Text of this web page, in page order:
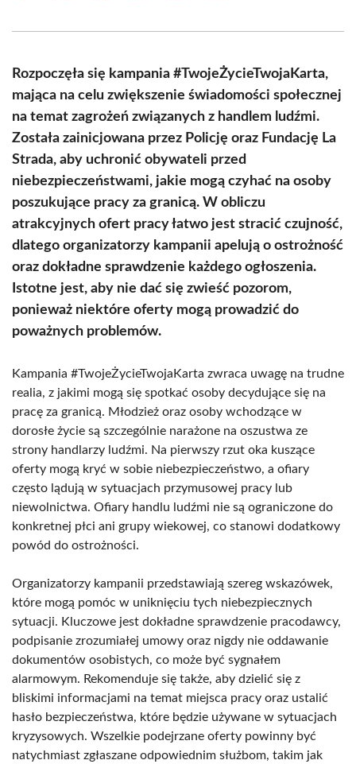
(Twitter)
Rozpoczęła się kampania #TwojeŻycieTwojaKarta,
mająca na celu zwiększenie świadomości społecznej
na temat zagrożeń związanych z handlem ludźmi.
Została zainicjowana przez Policję oraz Fundację La
Strada, aby uchronić obywateli przed
niebezpieczeństwami, jakie mogą czyhać na osoby
poszukujące pracy za granicą. W obliczu
atrakcyjnych ofert pracy łatwo jest stracić czujność,
dlatego organizatorzy kampanii apelują o ostrożność
oraz dokładne sprawdzenie każdego ogłoszenia.
Istotne jest, aby nie dać się zwieść pozorom,
ponieważ niektóre oferty mogą prowadzić do
poważnych problemów.
Kampania #TwojeŻycieTwojaKarta zwraca uwagę na trudne
realia, z jakimi mogą się spotkać osoby decydujące się na
pracę za granicą. Młodzież oraz osoby wchodzące w
dorosłe życie są szczególnie narażone na oszustwa ze
strony handlarzy ludźmi. Na pierwszy rzut oka kuszące
oferty mogą kryć w sobie niebezpieczeństwo, a ofiary
często lądują w sytuacjach przymusowej pracy lub
niewolnictwa. Ofiary handlu ludźmi nie są ograniczone do
konkretnej płci ani grupy wiekowej, co stanowi dodatkowy
powód do ostrożności.
Organizatorzy kampanii przedstawiają szereg wskazówek,
które mogą pomóc w uniknięciu tych niebezpiecznych
sytuacji. Kluczowe jest dokładne sprawdzenie pracodawcy,
podpisanie zrozumiałej umowy oraz nigdy nie oddawanie
dokumentów osobistych, co może być sygnałem
alarmowym. Rekomenduje się także, aby dzielić się z
bliskimi informacjami na temat miejsca pracy oraz ustalić
hasło bezpieczeństwa, które będzie używane w sytuacjach
kryzysowych. Wszelkie podejrzane oferty powinny być
natychmiast zgłaszane odpowiednim służbom, takim jak